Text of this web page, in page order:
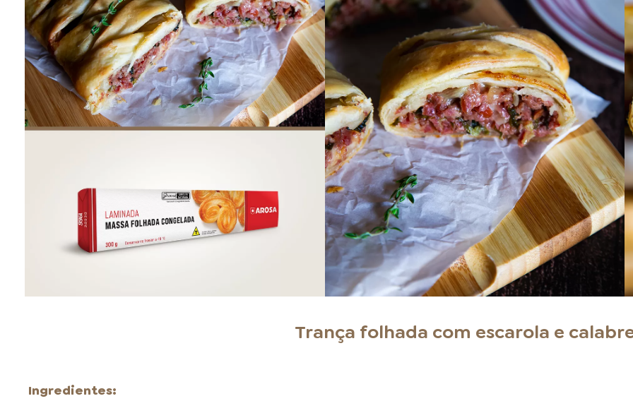
FOOD SERVICE EMPRESA
INVERNO SAC
Trança folhada com escarola e
Ingredientes: